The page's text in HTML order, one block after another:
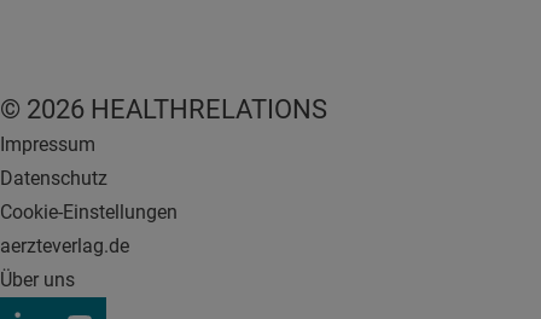
© 2026 HEALTHRELATIONS
Impressum
Datenschutz
Cookie-Einstellungen
aerzteverlag.de
Über uns